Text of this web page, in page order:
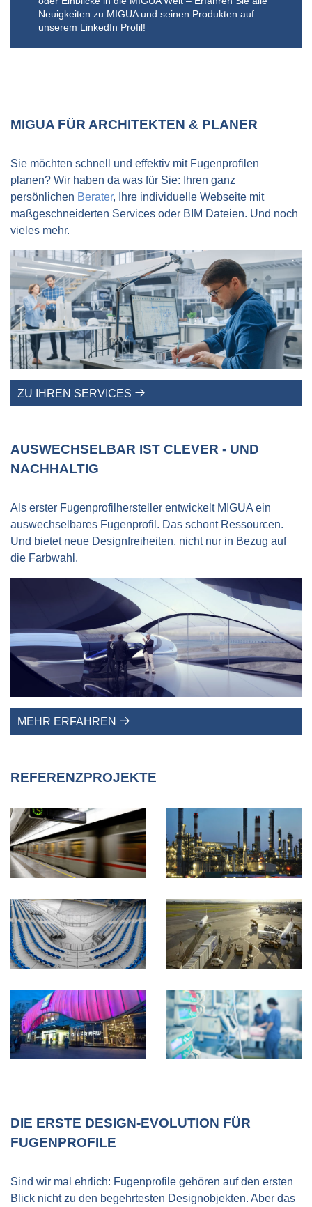
Neuigkeiten zu MIGUA und seinen Produkten auf
unserem LinkedIn Profil!
Wir sind begeistert: Ab sofort gehört Migua offiziell zu
den TOP 100 innovativsten Unternehmen in
Wir liefern nicht nur beste Produkte, sondern bieten
auch die Montage.
MIGUA FÜR ARCHITEKTEN & PLANER
Sie möchten schnell und effektiv mit Fugenprofilen
planen? Wir haben da was für Sie: Ihren ganz
persönlichen Berater, Ihre individuelle Webseite mit
maßgeschneiderten Services oder BIM Dateien. Und noch
vieles mehr.
ZU IHREN SERVICES
AUSWECHSELBAR IST CLEVER - UND
NACHHALTIG
Als erster Fugenprofilhersteller entwickelt MIGUA ein
auswechselbares Fugenprofil. Das schont Ressourcen.
Und bietet neue Designfreiheiten, nicht nur in Bezug auf
die Farbwahl.
MEHR ERFAHREN
REFERENZPROJEKTE
DIE ERSTE DESIGN-EVOLUTION FÜR
FUGENPROFILE
Sind wir mal ehrlich: Fugenprofile gehören auf den ersten
Blick nicht zu den begehrtesten Designobjekten. Aber das